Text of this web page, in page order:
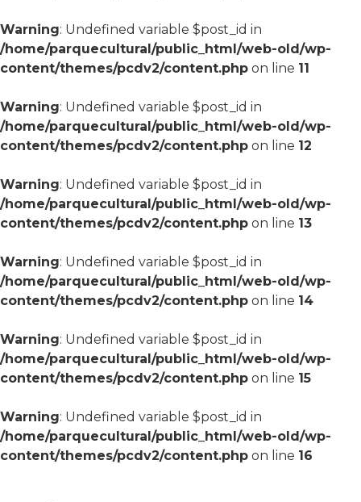
Warning: Undefined variable $post_id in
/home/parquecultural/public_html/web-old/wp-
content/themes/pcdv2/content.php on line 11
Warning: Undefined variable $post_id in
/home/parquecultural/public_html/web-old/wp-
content/themes/pcdv2/content.php on line 12
Warning: Undefined variable $post_id in
/home/parquecultural/public_html/web-old/wp-
content/themes/pcdv2/content.php on line 13
Warning: Undefined variable $post_id in
/home/parquecultural/public_html/web-old/wp-
content/themes/pcdv2/content.php on line 14
Warning: Undefined variable $post_id in
/home/parquecultural/public_html/web-old/wp-
content/themes/pcdv2/content.php on line 15
Warning: Undefined variable $post_id in
/home/parquecultural/public_html/web-old/wp-
content/themes/pcdv2/content.php on line 16